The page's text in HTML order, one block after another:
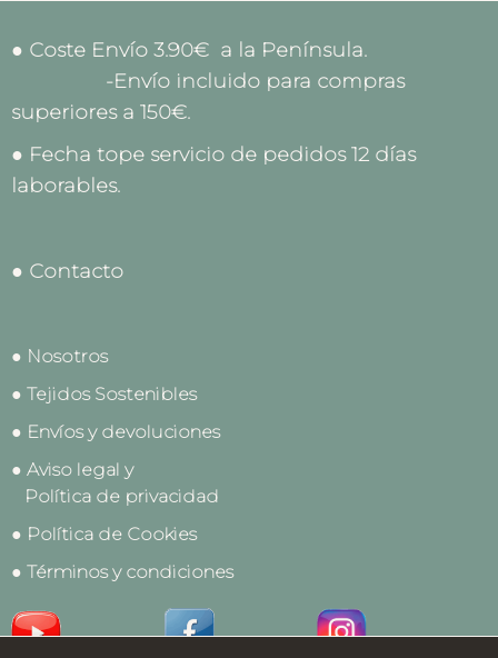
● Coste Envío 3.90€ a la Península.
-Envío incluido para compras
superiores a 150€.
● Fecha tope servicio de pedidos 12 días
laborables.
● Contacto
● Nosotros
● Tejidos Sostenibles
● Envíos y devoluciones
● Aviso legal y
Política de privacidad
● Política de Cookies
● Términos y condiciones